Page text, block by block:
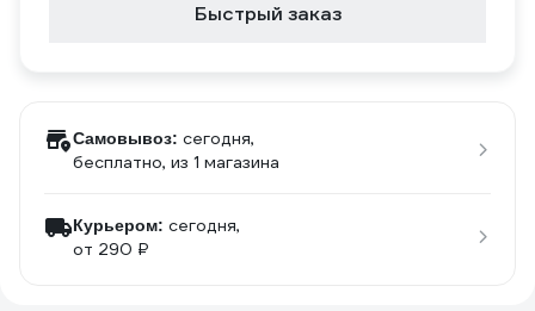
Быстрый заказ
Самовывоз: сегодня,
бесплатно, из 1 магазина
Курьером: сегодня,
от 290 ₽